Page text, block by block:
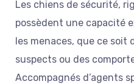
Les chiens de sécurité,
possèdent une capacité
les menaces, que ce soit
suspects ou des
Accompagnés d’agents